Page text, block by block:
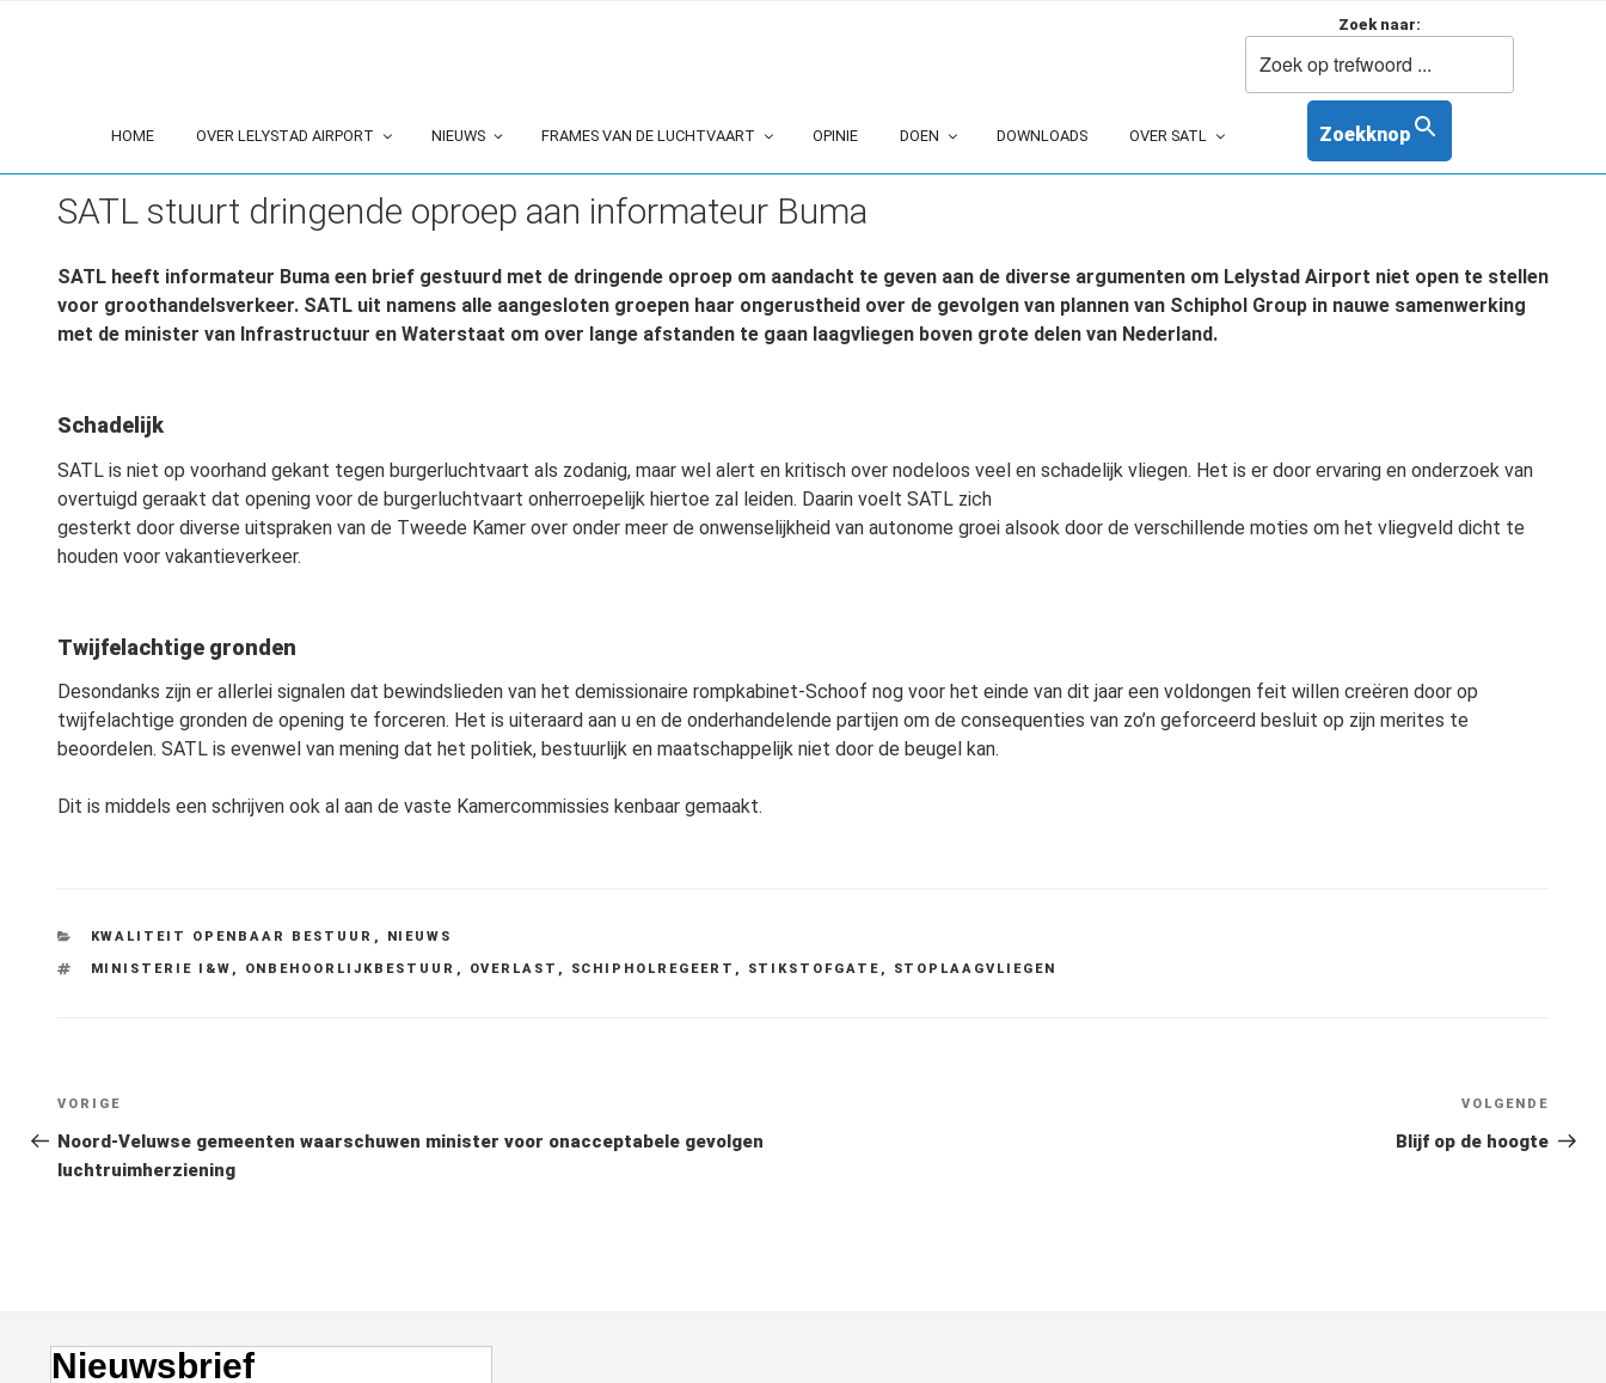
HOME OVER LELYSTAD AIRPORT NIEUWS FRAMES VAN DE LUCHTVAART OPINIE DOEN DOWNLOADS OVER SATL
Zoek naar:
Zoekknop
OP
SATL stuurt dringende oproep aan informateur Buma
SATL heeft informateur Buma een brief gestuurd met de dringende oproep om aandacht te geven aan de diverse argumenten om Lelystad Airport niet open te stellen
voor groothandelsverkeer. SATL uit namens alle aangesloten groepen haar ongerustheid over de gevolgen van plannen van Schiphol Group in nauwe samenwerking
met de minister van Infrastructuur en Waterstaat om over lange afstanden te gaan laagvliegen boven grote delen van Nederland.
Schadelijk
SATL is niet op voorhand gekant tegen burgerluchtvaart als zodanig, maar wel alert en kritisch over nodeloos veel en schadelijk vliegen. Het is er door ervaring en onderzoek van
overtuigd geraakt dat opening voor de burgerluchtvaart onherroepelijk hiertoe zal leiden. Daarin voelt SATL zich
gesterkt door diverse uitspraken van de Tweede Kamer over onder meer de onwenselijkheid van autonome groei alsook door de verschillende moties om het vliegveld dicht te
houden voor vakantieverkeer.
Twijfelachtige gronden
Desondanks zijn er allerlei signalen dat bewindslieden van het demissionaire rompkabinet-Schoof nog voor het einde van dit jaar een voldongen feit willen creëren door op
twijfelachtige gronden de opening te forceren. Het is uiteraard aan u en de onderhandelende partijen om de consequenties van zo’n geforceerd besluit op zijn merites te
beoordelen. SATL is evenwel van mening dat het politiek, bestuurlijk en maatschappelijk niet door de beugel kan.
Dit is middels een schrijven ook al aan de vaste Kamercommissies kenbaar gemaakt.
CATEGORIEËN
KWALITEIT OPENBAAR BESTUUR ,
NIEUWS
TAGS
MINISTERIE I&W , ONBEHOORLIJKBESTUUR , OVERLAST , SCHIPHOLREGEERT , STIKSTOFGATE , STOPLAAGVLIEGEN
Bericht
navigatie
Vorig
bericht
VORIGE
Noord-Veluwse gemeenten waarschuwen minister voor onacceptabele gevolgen
luchtruimherziening
VOLGENDE
Blijf op de hoogte
Nieuwsbrief